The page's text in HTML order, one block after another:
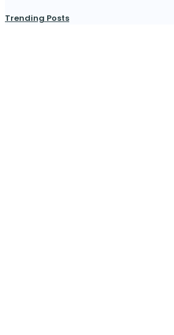
Trending Posts